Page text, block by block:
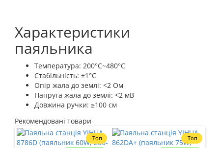
Характеристики
паяльника
Температура: 200°C~480°C
Стабільність: ±1°C
Опір жала до землі: <2 Ом
Напруга жала до землі: <2 мВ
Довжина ручки: ≥100 см
Рекомендовані товари
Топ
Топ